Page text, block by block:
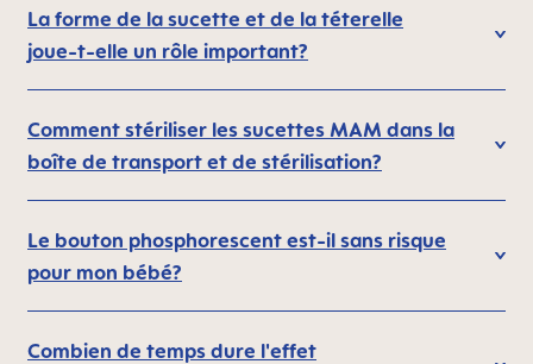
La forme de la sucette et de la téterelle
joue-t-elle un rôle important?
Comment stériliser les sucettes MAM dans la
boîte de transport et de stérilisation?
Le bouton phosphorescent est-il sans risque
pour mon bébé?
Combien de temps dure l'effet